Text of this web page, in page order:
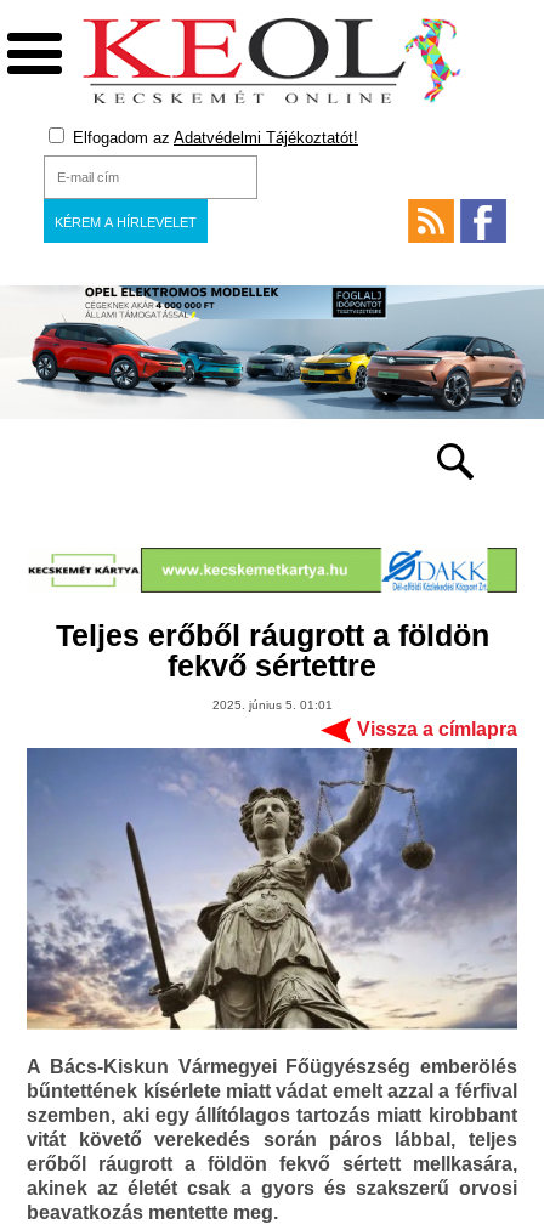
Elfogadom az Adatvédelmi Tájékoztatót!
Teljes erőből ráugrott a földön
fekvő sértettre
2025. június 5. 01:01
Vissza a címlapra
A Bács-Kiskun Vármegyei Főügyészség emberölés
bűntettének kísérlete miatt vádat emelt azzal a férfival
szemben, aki egy állítólagos tartozás miatt kirobbant
vitát követő verekedés során páros lábbal, teljes
erőből ráugrott a földön fekvő sértett mellkasára,
akinek az életét csak a gyors és szakszerű orvosi
beavatkozás mentette meg.